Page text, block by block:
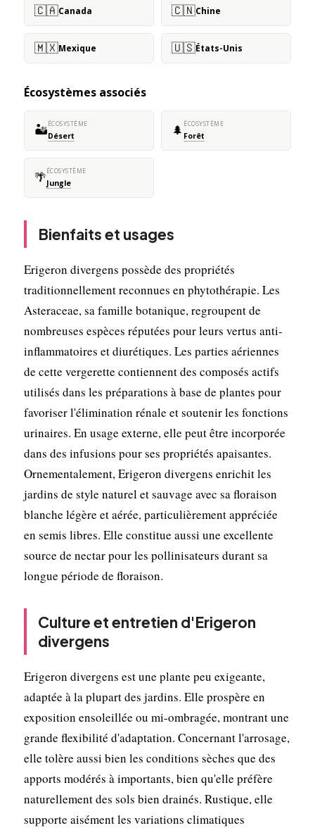
🇨🇦Canada 🇨🇳Chine
🇲🇽Mexique 🇺🇸États-Unis
Écosystèmes associés
🏜️ÉCOSYSTÈME
Désert 🌲 ÉCOSYSTÈME
Forêt
🌴ÉCOSYSTÈME
Jungle
Bienfaits et usages
Erigeron divergens possède des propriétés
traditionnellement reconnues en phytothérapie. Les
Asteraceae, sa famille botanique, regroupent de
nombreuses espèces réputées pour leurs vertus anti-
inflammatoires et diurétiques. Les parties aériennes
de cette vergerette contiennent des composés actifs
utilisés dans les préparations à base de plantes pour
favoriser l'élimination rénale et soutenir les fonctions
urinaires. En usage externe, elle peut être incorporée
dans des infusions pour ses propriétés apaisantes.
Ornementalement, Erigeron divergens enrichit les
jardins de style naturel et sauvage avec sa floraison
blanche légère et aérée, particulièrement appréciée
en semis libres. Elle constitue aussi une excellente
source de nectar pour les pollinisateurs durant sa
longue période de floraison.
Culture et entretien d'Erigeron
divergens
Erigeron divergens est une plante peu exigeante,
adaptée à la plupart des jardins. Elle prospère en
exposition ensoleillée ou mi-ombragée, montrant une
grande flexibilité d'adaptation. Concernant l'arrosage,
elle tolère aussi bien les conditions sèches que des
apports modérés à importants, bien qu'elle préfère
naturellement des sols bien drainés. Rustique, elle
supporte aisément les variations climatiques